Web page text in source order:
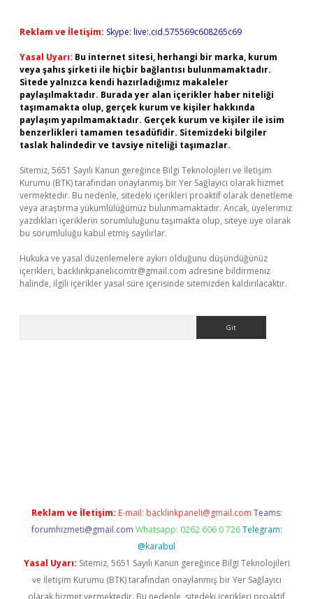
Reklam ve İletişim: Skype: live:.cid.575569c608265c69
Yasal Uyarı: Bu internet sitesi, herhangi bir marka, kurum
veya şahıs şirketi ile hiçbir bağlantısı bulunmamaktadır.
Sitede yalnızca kendi hazırladığımız makaleler
paylaşılmaktadır. Burada yer alan içerikler haber niteliği
taşımamakta olup, gerçek kurum ve kişiler hakkında
paylaşım yapılmamaktadır. Gerçek kurum ve kişiler ile isim
benzerlikleri tamamen tesadüfidir. Sitemizdeki bilgiler
taslak halindedir ve tavsiye niteliği taşımazlar.
Sitemiz, 5651 Sayılı Kanun gereğince Bilgi Teknolojileri ve İletişim
Kurumu (BTK) tarafından onaylanmış bir Yer Sağlayıcı olarak hizmet
vermektedir. Bu nedenle, sitedeki içerikleri proaktif olarak denetleme
veya araştırma yükümlülüğümüz bulunmamaktadır. Ancak, üyelerimiz
yazdıkları içeriklerin sorumluluğunu taşımakta olup, siteye üye olarak
bu sorumluluğu kabul etmiş sayılırlar.
Hukuka ve yasal düzenlemelere aykırı olduğunu düşündüğünüz
içerikleri, backlinkpanelicomtr@gmail.com adresine bildirmeniz
halinde, ilgili içerikler yasal süre içerisinde sitemizden kaldırılacaktır.
Reklam ve İletişim: E-mail: backlinkpaneli@gmail.com Teams:
forumhizmeti@gmail.com Whatsapp: 0262 606 0 726 Telegram:
@karabul
Yasal Uyarı: Sitemiz, 5651 Sayılı Kanun gereğince Bilgi Teknolojileri
ve İletişim Kurumu (BTK) tarafından onaylanmış bir Yer Sağlayıcı
olarak hizmet vermektedir. Bu nedenle, sitedeki içerikleri proaktif